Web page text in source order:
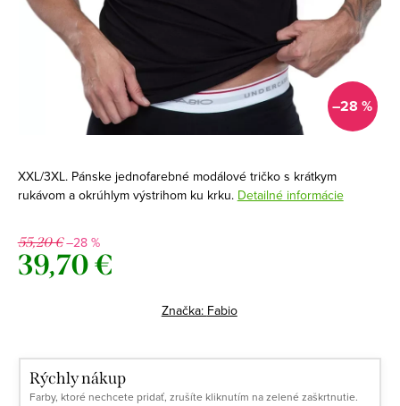
–28 %
XXL/3XL. Pánske jednofarebné modálové tričko s krátkym
rukávom a okrúhlym výstrihom ku krku. Detailné informácie
55,20 €–28 %
39,70 €
Značka: Fabio
Rýchly nákup
Farby, ktoré nechcete pridať, zrušíte kliknutím na zelené zaškrtnutie.